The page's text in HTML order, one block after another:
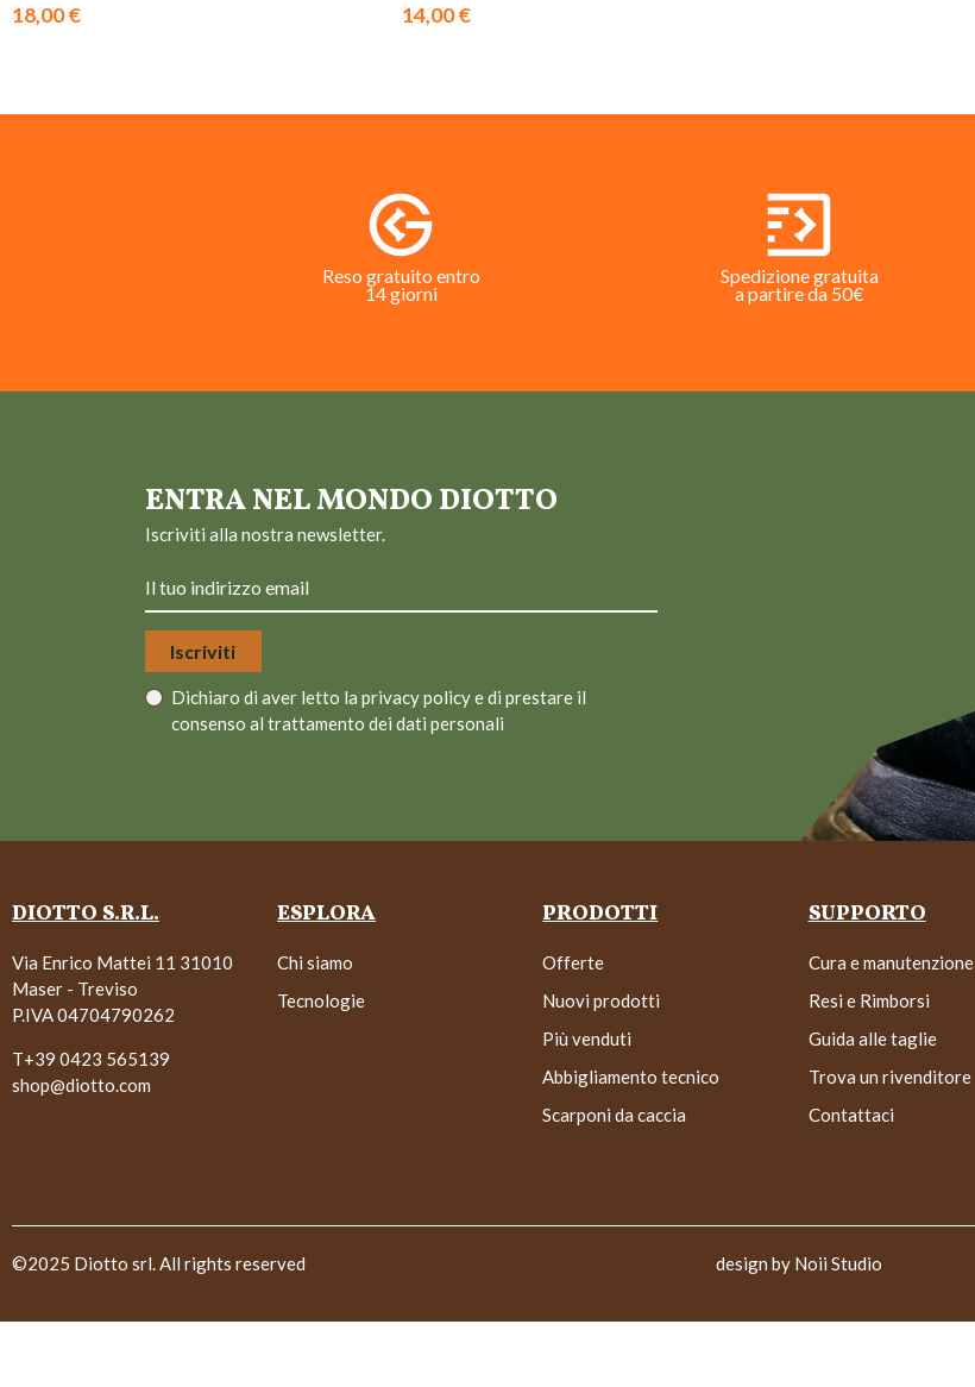
18,00 € 14,00 €
Reso gratuito entro
14 giorni
Spedizione gratuita
a partire da 50€
ENTRA NEL MONDO DIOTTO
Iscriviti alla nostra newsletter.
Dichiaro di aver letto laprivacy policye di prestare il
consenso al trattamento dei dati personali
DIOTTO S.R.L.
Via Enrico Mattei 11 31010
Maser - Treviso
P.IVA 04704790262
T+39 0423 565139
shop@diotto.com
ESPLORA
Chi siamo
Tecnologie
PRODOTTI
Offerte
Nuovi prodotti
Più venduti
Abbigliamento tecnico
Scarponi da caccia
SUPPORTO
Cura e manutenzione
Resi e Rimborsi
Guida alle taglie
Trova un rivenditore
Contattaci
design by Noii Studio
©2025 Diotto srl. All rights reserved